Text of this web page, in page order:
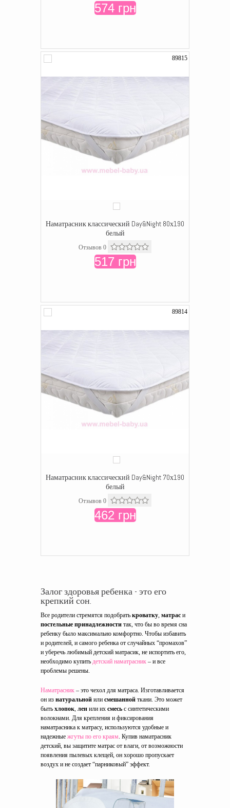
574 грн
89815
Наматрасник классический Day&Night 80х190
белый
Отзывов 0
517 грн
89814
Наматрасник классический Day&Night 70х190
белый
Отзывов 0
462 грн
Залог здоровья ребенка - это его
крепкий сон.
Все родители стремятся подобрать кроватку, матрас и
постельные принадлежности так, что бы во время сна
ребенку было максимально комфортно. Чтобы избавить
и родителей, и самого ребенка от случайных “промахов”
и уберечь любимый детский матрасик, не испортить его,
необходимо купить детский наматрасник – и все
проблемы решены.
Наматрасник – это чехол для матраса. Изготавливается
он из натуральной или смешанной ткани. Это может
быть хлопок, лен или их смесь с синтетическими
волокнами. Для крепления и фиксирования
наматрасника к матрасу, используются удобные и
надежные жгуты по его краям. Купив наматрасник
детский, вы защитите матрас от влаги, от возможности
появления пылевых клещей, он хорошо пропускает
воздух и не создает “парниковый” эффект.